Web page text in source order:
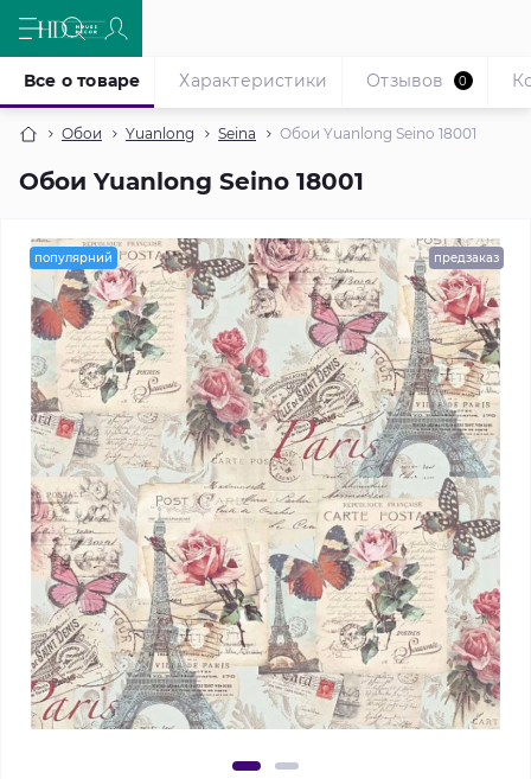
Обои Yuanlong Seina Обои Yuanlong Seino 18001
Обои Yuanlong Seino 18001
Все о товаре Характеристики Отзывов 0
популярний предзаказ